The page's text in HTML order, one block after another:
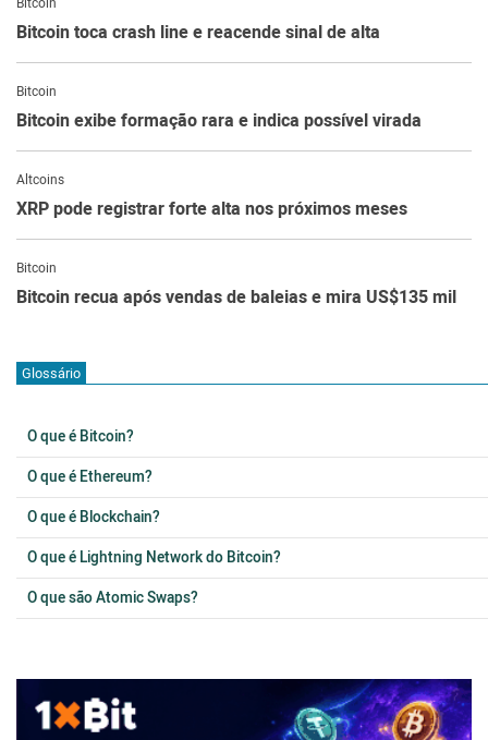
Bitcoin toca crash line e reacende sinal de alta
Bitcoin
Bitcoin exibe formação rara e indica possível virada
Altcoins
XRP pode registrar forte alta nos próximos meses
Bitcoin
Bitcoin recua após vendas de baleias e mira US$135 mil
Glossário
O que é Bitcoin?
O que é Ethereum?
O que é Blockchain?
O que é Lightning Network do Bitcoin?
O que são Atomic Swaps?